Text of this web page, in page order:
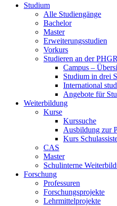
Studium
Alle Studiengänge
Bachelor
Master
Erweiterungsstudien
Vorkurs
Studieren an der PHGR
Campus –
Studium in drei
International
Angebote für
Weiterbildung
Kurse
Kurssuche
Ausbildung zur
Kurs
CAS
Master
Schulinterne
Forschung
Professuren
Forschungsprojekte
Lehrmittelprojekte